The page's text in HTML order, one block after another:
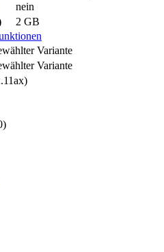
nein
2 GB
Variante
Variante